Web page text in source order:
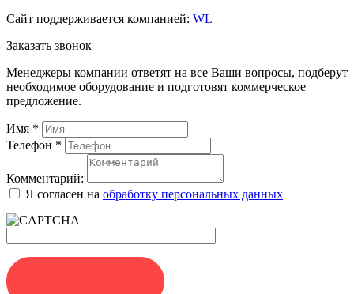
Сайт поддерживается компанией: WL
Заказать звонок
Менеджеры компании ответят на все Ваши вопросы, подберут
необходимое оборудование и подготовят коммерческое
предложение.
Имя *
Телефон *
Комментарий:
Я согласен на обработку персональных данных